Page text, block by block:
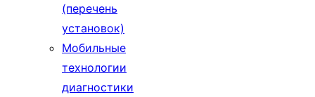
(перечень
установок)
Мобильные
технологии
диагностики